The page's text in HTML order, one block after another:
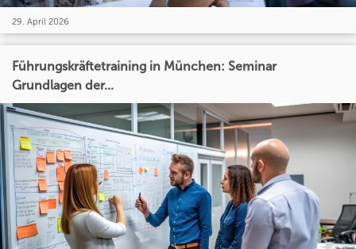
29. April 2026
Führungskräftetraining in München: Seminar
Grundlagen der...